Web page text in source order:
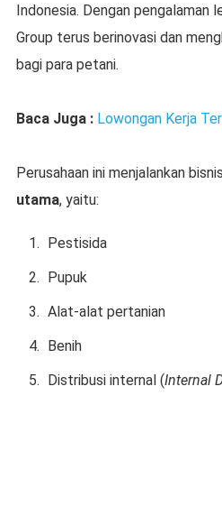
Indonesia. Dengan pengalaman
Group terus berinovasi dan
bagi para petani.
Baca Juga : Lowongan Kerja
Perusahaan ini menjalankan
utama, yaitu:
Pestisida
Pupuk
Alat-alat pertanian
Benih
Distribusi internal (Internal